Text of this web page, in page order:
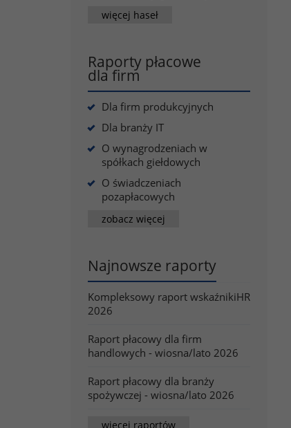
więcej haseł
Raporty płacowe
dla firm
Dla firm produkcyjnych
Dla branży IT
O wynagrodzeniach w
spółkach giełdowych
O świadczeniach
pozapłacowych
zobacz więcej
Najnowsze raporty
Kompleksowy raport wskaźnikiHR
2026
Raport płacowy dla firm
handlowych - wiosna/lato 2026
Raport płacowy dla branży
spożywczej - wiosna/lato 2026
więcej raportów